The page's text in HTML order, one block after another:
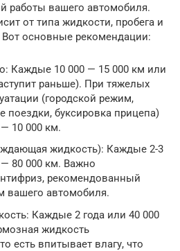
работы вашего автомобиля.
от типа жидкости, пробега и
Вот основные рекомендации:
Каждые 10 000 — 15 000 км или
раньше). При тяжелых
(городской режим,
поездки, буксировка прицепа)
10 000 км.
жидкость): Каждые 2-3
— 80 000 км. Важно
рекомендованный
вашего автомобиля.
Каждые 2 года или 40 000
жидкость
есть впитывает влагу, что